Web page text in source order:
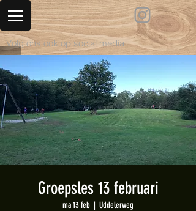
Volg ons ook op social media!
Groepsles 13 februari
ma 13 feb
  |
Uddelerweg